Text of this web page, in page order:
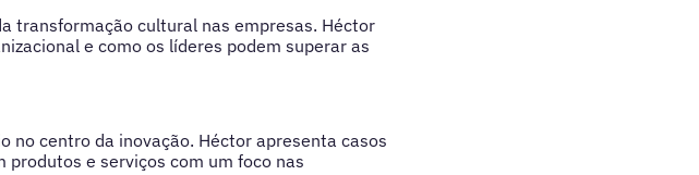
transformação cultural nas empresas. Héctor
e como os líderes podem superar as
no centro da inovação. Héctor apresenta casos
e serviços com um foco nas